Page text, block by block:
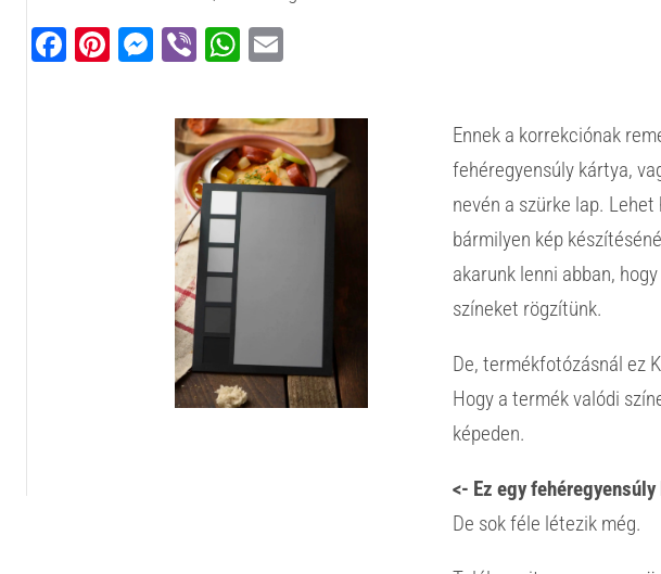
Facebook
Pinterest
Messenger
ViberWhatsApp
Email
Ennek a korrekciónak
fehéregyensúly kártya,
nevén a szürke lap. Lehet
bármilyen kép
akarunk lenni abban,
színeket rögzítünk.
De, termékfotózásnál ez
Hogy a termék valódi
képeden.
<- Ez egy
De sok féle létezik még.